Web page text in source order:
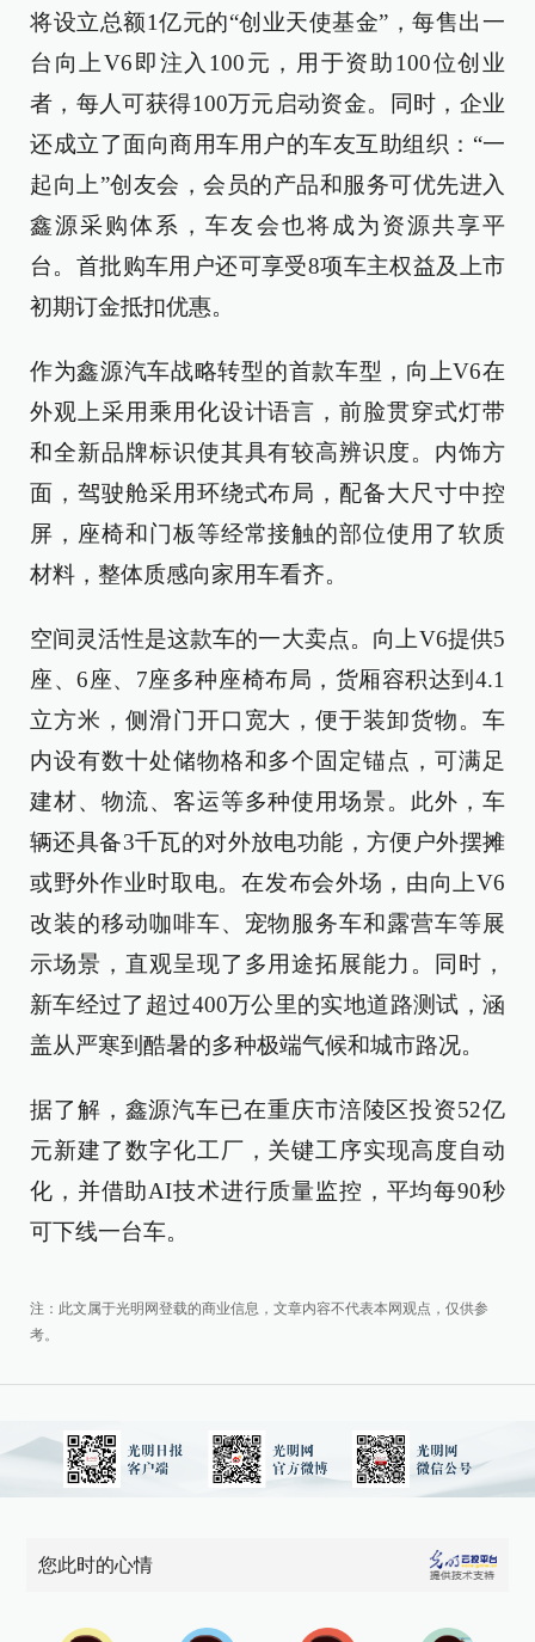
将设立总额1亿元的“创业天使基金”，每售出一
台向上V6即注入100元，用于资助100位创业
者，每人可获得100万元启动资金。同时，企业
还成立了面向商用车用户的车友互助组织：“一
起向上”创友会，会员的产品和服务可优先进入
鑫源采购体系，车友会也将成为资源共享平
台。首批购车用户还可享受8项车主权益及上市
初期订金抵扣优惠。
作为鑫源汽车战略转型的首款车型，向上V6在
外观上采用乘用化设计语言，前脸贯穿式灯带
和全新品牌标识使其具有较高辨识度。内饰方
面，驾驶舱采用环绕式布局，配备大尺寸中控
屏，座椅和门板等经常接触的部位使用了软质
材料，整体质感向家用车看齐。
空间灵活性是这款车的一大卖点。向上V6提供5
座、6座、7座多种座椅布局，货厢容积达到4.1
立方米，侧滑门开口宽大，便于装卸货物。车
内设有数十处储物格和多个固定锚点，可满足
建材、物流、客运等多种使用场景。此外，车
辆还具备3千瓦的对外放电功能，方便户外摆摊
或野外作业时取电。在发布会外场，由向上V6
改装的移动咖啡车、宠物服务车和露营车等展
示场景，直观呈现了多用途拓展能力。同时，
新车经过了超过400万公里的实地道路测试，涵
盖从严寒到酷暑的多种极端气候和城市路况。
据了解，鑫源汽车已在重庆市涪陵区投资52亿
元新建了数字化工厂，关键工序实现高度自动
化，并借助AI技术进行质量监控，平均每90秒
可下线一台车。
注：此文属于光明网登载的商业信息，文章内容不代表本网观点，仅供参
考。
您此时的心情